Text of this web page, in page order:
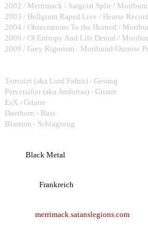
2002 / Merrimack / Sargeist Split /
2003 / Hellgium Raped Live / Hearse
2004 / Obsecrations To the Horned /
2006 / Of Entropy And Life Denial /
2009 / Grey Rigorism / Moribund/Osmose
Terrorizt (aka Lord Fafnir) - Gesang
Perversifier (aka Amfortas) - Gitarre
EsX - Gitarre
Daethorn - Bass
Blastum - Schlagzeug
Black Metal
Frankreich
merrimack.satanslegions.com